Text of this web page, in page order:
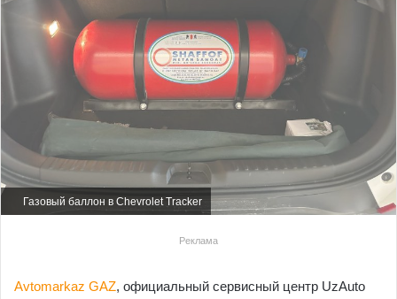
Газовый баллон в Chevrolet Tracker
Реклама
Avtomarkaz GAZ, официальный сервисный центр UzAuto